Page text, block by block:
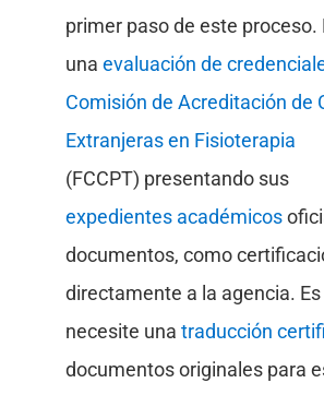
primer paso de este
una evaluación de
Comisión de Acreditación de
Extranjeras en Fisioterapia
(FCCPT) presentando sus
expedientes académicos
documentos, como
directamente a la agencia.
necesite una traducción
documentos originales para